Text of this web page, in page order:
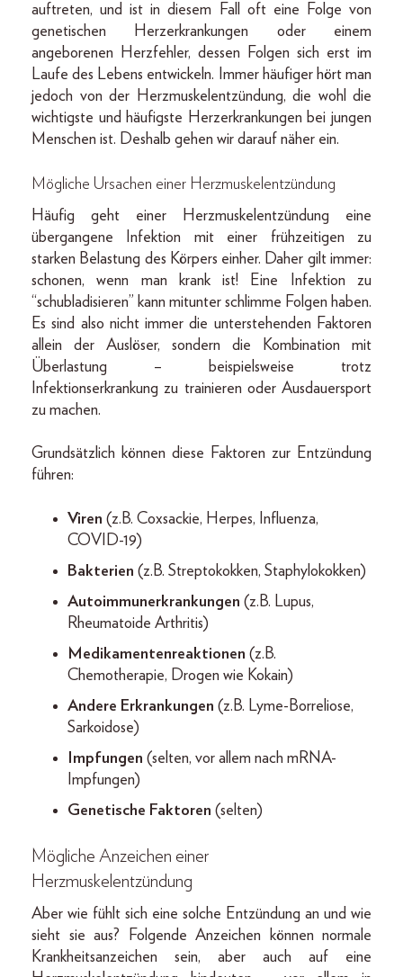
auftreten, und ist in diesem Fall oft eine Folge von
genetischen Herzerkrankungen oder einem
angeborenen Herzfehler, dessen Folgen sich erst im
Laufe des Lebens entwickeln. Immer häufiger hört man
jedoch von der Herzmuskelentzündung, die wohl die
wichtigste und häufigste Herzerkrankungen bei jungen
Menschen ist. Deshalb gehen wir darauf näher ein.
Mögliche Ursachen einer Herzmuskelentzündung
Häufig geht einer Herzmuskelentzündung eine
übergangene Infektion mit einer frühzeitigen zu
starken Belastung des Körpers einher. Daher gilt immer:
schonen, wenn man krank ist! Eine Infektion zu
“schubladisieren” kann mitunter schlimme Folgen haben.
Es sind also nicht immer die unterstehenden Faktoren
allein der Auslöser, sondern die Kombination mit
Überlastung – beispielsweise trotz
Infektionserkrankung zu trainieren oder Ausdauersport
zu machen.
Grundsätzlich können diese Faktoren zur Entzündung
führen:
Viren (z.B. Coxsackie, Herpes, Influenza,
COVID-19)
Bakterien (z.B. Streptokokken, Staphylokokken)
Autoimmunerkrankungen (z.B. Lupus,
Rheumatoide Arthritis)
Medikamentenreaktionen (z.B.
Chemotherapie, Drogen wie Kokain)
Andere Erkrankungen (z.B. Lyme-Borreliose,
Sarkoidose)
Impfungen (selten, vor allem nach mRNA-
Impfungen)
Genetische Faktoren (selten)
Mögliche Anzeichen einer
Herzmuskelentzündung
Aber wie fühlt sich eine solche Entzündung an und wie
sieht sie aus? Folgende Anzeichen können normale
Krankheitsanzeichen sein, aber auch auf eine